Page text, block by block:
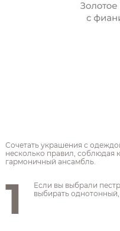
Сочетать украшения с
несколько правил, соблюдая
гармоничный ансамбль.
1
Если вы выбрали
выбирать